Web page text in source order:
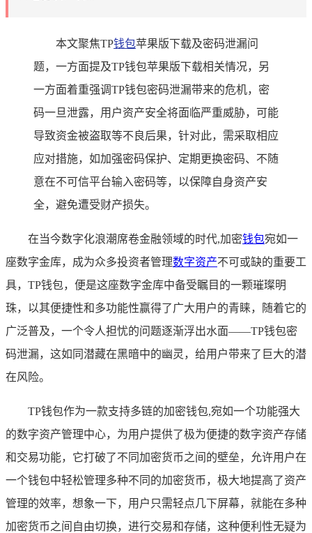
本文聚焦TP钱包苹果版下载及密码泄漏问
题，一方面提及TP钱包苹果版下载相关情况，另
一方面着重强调TP钱包密码泄漏带来的危机，密
码一旦泄露，用户资产安全将面临严重威胁，可能
导致资金被盗取等不良后果，针对此，需采取相应
应对措施，如加强密码保护、定期更换密码、不随
意在不可信平台输入密码等，以保障自身资产安
全，避免遭受财产损失。
在当今数字化浪潮席卷金融领域的时代,加密钱包宛如一
座数字金库，成为众多投资者管理数字资产不可或缺的重要工
具，TP钱包，便是这座数字金库中备受瞩目的一颗璀璨明
珠，以其便捷性和多功能性赢得了广大用户的青睐，随着它的
广泛普及，一个令人担忧的问题逐渐浮出水面——TP钱包密
码泄漏，这如同潜藏在黑暗中的幽灵，给用户带来了巨大的潜
在风险。
TP钱包作为一款支持多链的加密钱包,宛如一个功能强大
的数字资产管理中心，为用户提供了极为便捷的数字资产存储
和交易功能，它打破了不同加密货币之间的壁垒，允许用户在
一个钱包中轻松管理多种不同的加密货币，极大地提高了资产
管理的效率，想象一下，用户只需轻点几下屏幕，就能在多种
加密货币之间自由切换，进行交易和存储，这种便利性无疑为